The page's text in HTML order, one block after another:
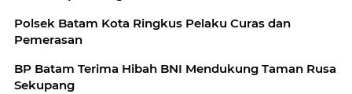
Polsek Batam Kota Ringkus Pelaku Curas dan
Pemerasan
BP Batam Terima Hibah BNI Mendukung Taman Rusa
Sekupang